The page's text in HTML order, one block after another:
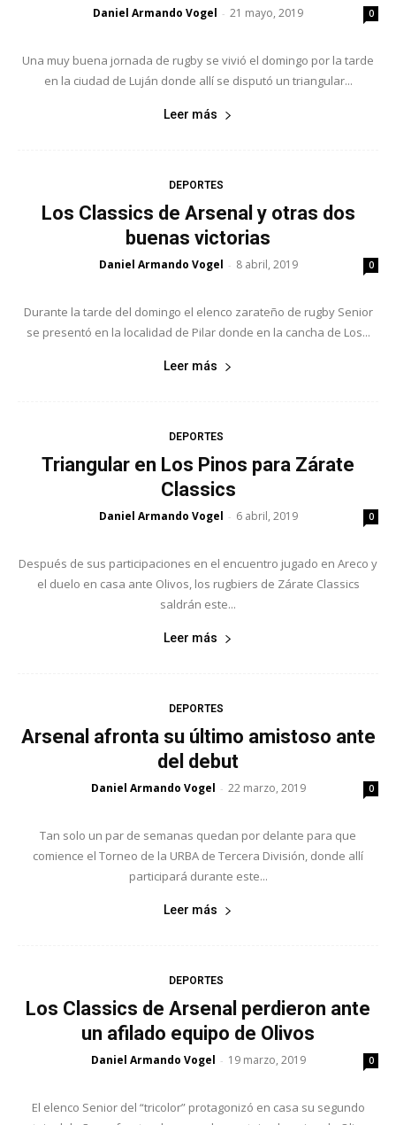
Daniel Armando Vogel - 21 mayo, 2019 0
Una muy buena jornada de rugby se vivió el domingo por la tarde
en la ciudad de Luján donde allí se disputó un triangular...
Leer más
DEPORTES
Los Classics de Arsenal y otras dos
buenas victorias
Daniel Armando Vogel - 8 abril, 2019 0
Durante la tarde del domingo el elenco zarateño de rugby Senior
se presentó en la localidad de Pilar donde en la cancha de Los...
Leer más
DEPORTES
Triangular en Los Pinos para Zárate
Classics
Daniel Armando Vogel - 6 abril, 2019 0
Después de sus participaciones en el encuentro jugado en Areco y
el duelo en casa ante Olivos, los rugbiers de Zárate Classics
saldrán este...
Leer más
DEPORTES
Arsenal afronta su último amistoso ante
del debut
Daniel Armando Vogel - 22 marzo, 2019 0
Tan solo un par de semanas quedan por delante para que
comience el Torneo de la URBA de Tercera División, donde allí
participará durante este...
Leer más
DEPORTES
Los Classics de Arsenal perdieron ante
un afilado equipo de Olivos
Daniel Armando Vogel - 19 marzo, 2019 0
El elenco Senior del “tricolor” protagonizó en casa su segundo